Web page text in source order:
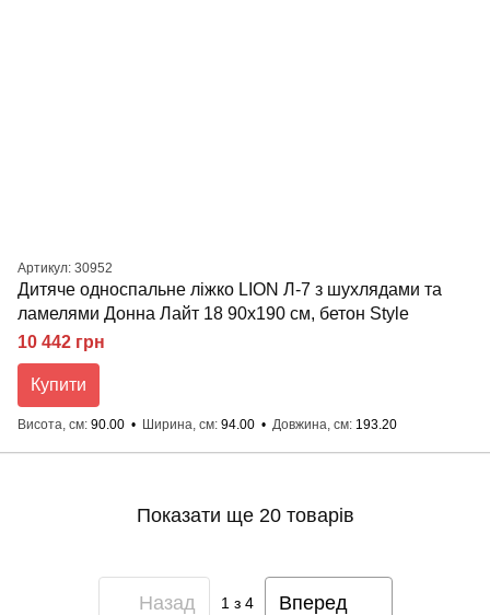
Артикул: 30952
Дитяче односпальне ліжко LION Л-7 з шухлядами та
ламелями Донна Лайт 18 90x190 см, бетон Style
10 442 грн
Купити
Висота, см 90.00 Ширина, см 94.00 Довжина, см 193.20
Показати ще 20 товарів
Назад 1 з 4 Вперед